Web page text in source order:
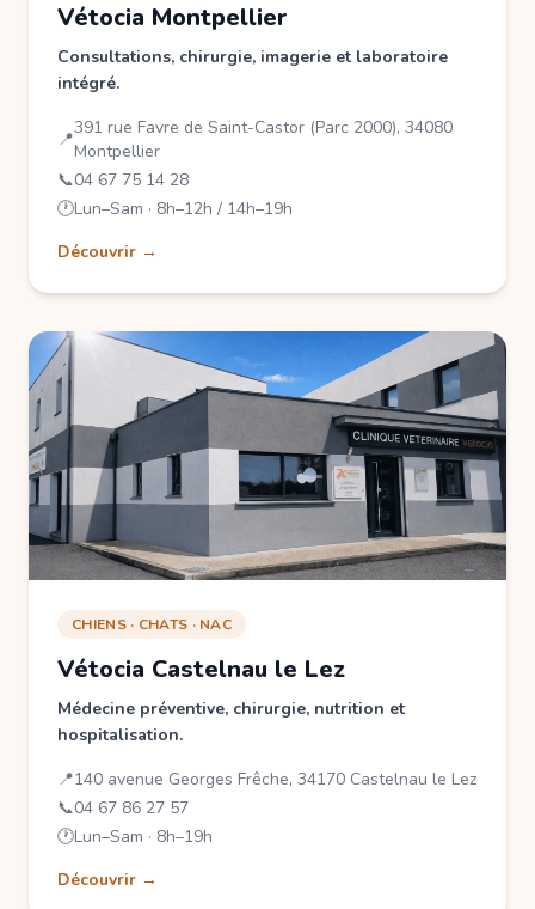
Vétocia Montpellier
Consultations, chirurgie, imagerie et laboratoire
intégré.
📍
391 rue Favre de Saint-Castor (Parc 2000), 34080
Montpellier
📞04 67 75 14 28
🕐Lun–Sam · 8h–12h / 14h–19h
Découvrir →
CHIENS · CHATS · NAC
Vétocia Castelnau le Lez
Médecine préventive, chirurgie, nutrition et
hospitalisation.
📍140 avenue Georges Frêche, 34170 Castelnau le Lez
📞04 67 86 27 57
🕐Lun–Sam · 8h–19h
Découvrir →